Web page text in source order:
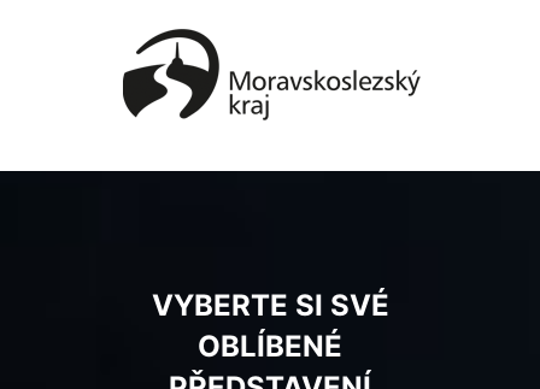
VYBERTE SI SVÉ
OBLÍBENÉ